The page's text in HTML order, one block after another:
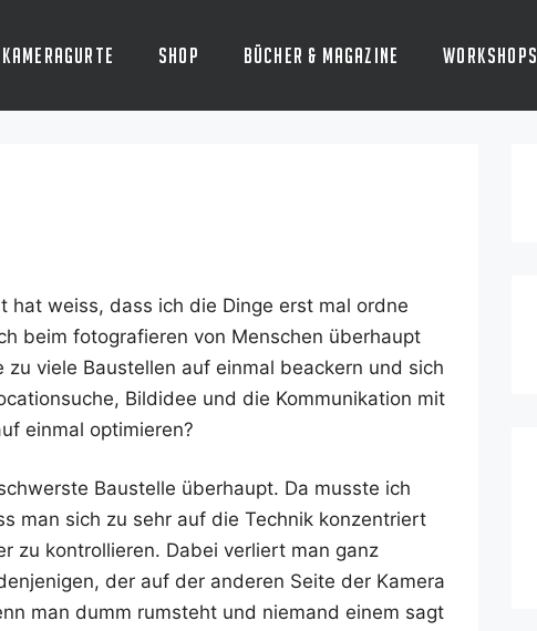
Kameragurte Shop Bücher & Magazine Workshops
hat weiss, dass ich die Din­ge erst mal ord­ne
beim foto­gra­fie­ren von Men­schen über­haupt
vie­le Bau­stel­len auf ein­mal beackern und sich
Bild­idee und die Kom­mu­ni­ka­ti­on mit
ein­mal optimieren?
Bau­stel­le über­haupt. Da muss­te ich
man sich zu sehr auf die Tech­nik kon­zen­triert
zu kon­trol­lie­ren. Dabei ver­liert man ganz
der auf der ande­ren Sei­te der Kame­ra
man dumm rum­steht und nie­mand einem sagt